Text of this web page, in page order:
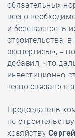
обязательных
всего
и безопасность
строительства,
экспертизы», –
добавил, что
инвестиционно-
тесно связано с
Председатель
по
хозяйству